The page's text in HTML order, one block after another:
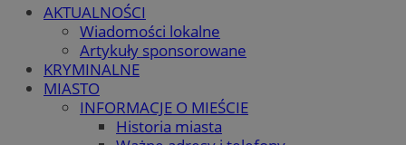
AKTUALNOŚCI
Wiadomości lokalne
Artykuły sponsorowane
KRYMINALNE
MIASTO
INFORMACJE O MIEŚCIE
Historia miasta